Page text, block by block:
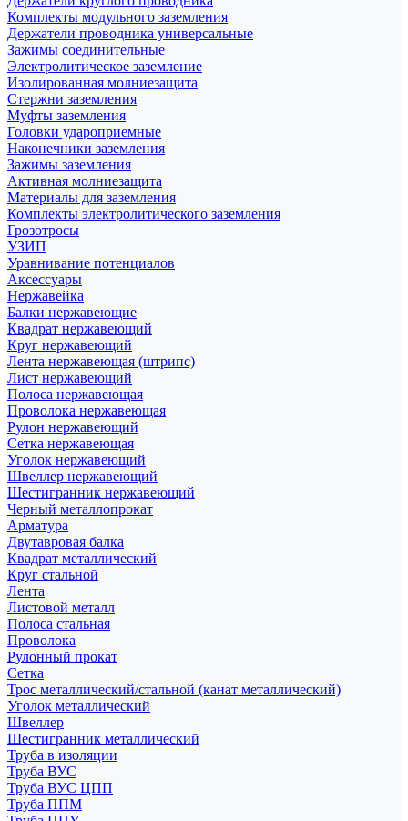
Комплекты модульного заземления
Держатели проводника универсальные
Зажимы соединительные
Электролитическое заземление
Изолированная молниезащита
Стержни заземления
Муфты заземления
Головки удароприемные
Наконечники заземления
Зажимы заземления
Активная молниезащита
Материалы для заземления
Комплекты электролитического заземления
Грозотросы
УЗИП
Уравнивание потенциалов
Аксессуары
Нержавейка
Балки нержавеющие
Квадрат нержавеющий
Круг нержавеющий
Лента нержавеющая (штрипс)
Лист нержавеющий
Полоса нержавеющая
Проволока нержавеющая
Рулон нержавеющий
Сетка нержавеющая
Уголок нержавеющий
Швеллер нержавеющий
Шестигранник нержавеющий
Черный металлопрокат
Арматура
Двутавровая балка
Квадрат металлический
Круг стальной
Лента
Листовой металл
Полоса стальная
Проволока
Рулонный прокат
Сетка
Трос металлический/стальной (канат металлический)
Уголок металлический
Швеллер
Шестигранник металлический
Труба в изоляции
Труба ВУС
Труба ВУС ЦПП
Труба ППМ